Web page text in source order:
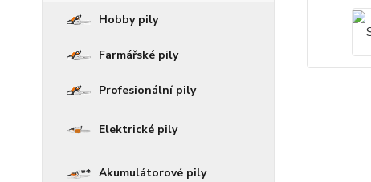
Hobby pily
Farmářské pily
Profesionální pily
Elektrické pily
Akumulátorové pily